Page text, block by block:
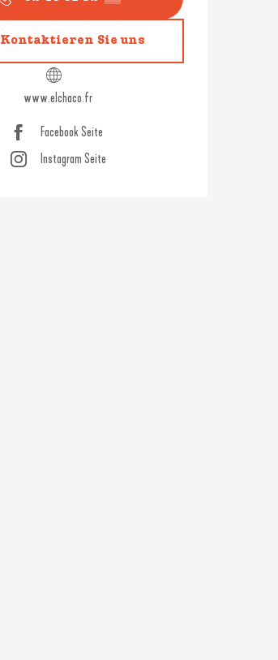
Kontaktieren Sie uns
www.elchaco.fr
Facebook Seite
Instagram Seite